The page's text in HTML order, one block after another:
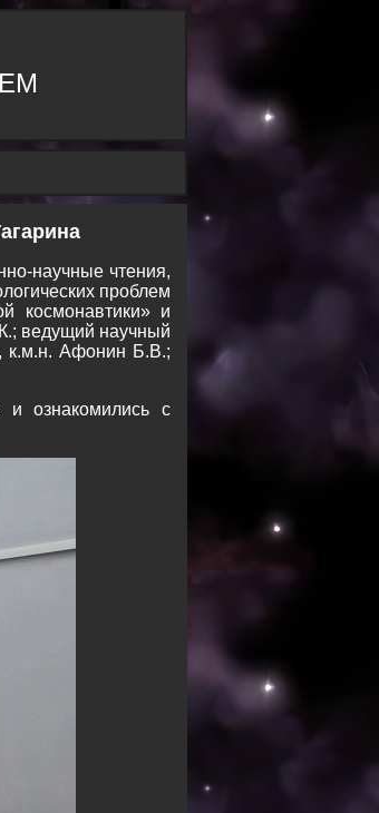
научные чтения,
проблем
космонавтики» и
ведущий научный
к.м.н. Афонин Б.В.;
и ознакомились с